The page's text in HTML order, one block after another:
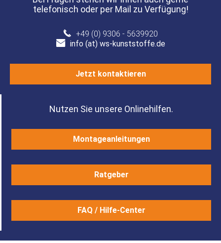
telefonisch oder per Mail zu Verfügung!
+49 (0) 9306 - 5639920
info (at) ws-kunststoffe.de
Jetzt kontaktieren
Nutzen Sie unsere Onlinehilfen.
Montageanleitungen
Ratgeber
FAQ / Hilfe-Center